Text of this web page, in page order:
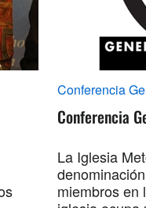
Conferencia
Conferencia
La Iglesia
miembros en